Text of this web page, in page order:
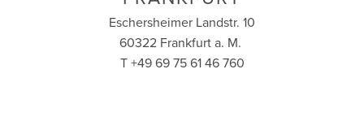
Eschersheimer Landstr. 10
60322 Frankfurt a. M.
T +49 69 75 61 46 760